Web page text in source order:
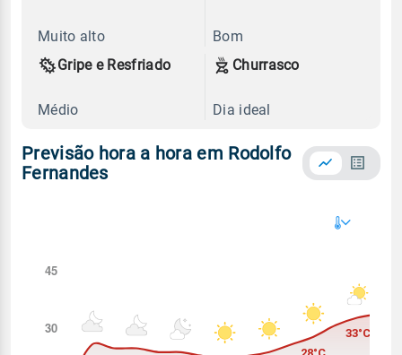
Muito alto
Bom
Gripe e Resfriado
Médio
Churrasco
Dia ideal
Previsão hora a hora em Rodolfo
Fernandes